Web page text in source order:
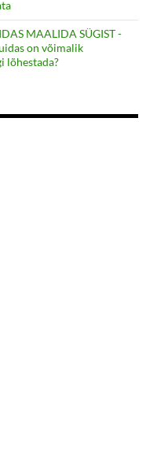
MAALIDA SÜGIST -
on võimalik
lõhestada?